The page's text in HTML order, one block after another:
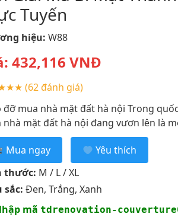
Tuyến
hiệu: W88
432,116 VNĐ
(62 đánh giá)
đỡ mua nhà mặt đất hà nội Trong
nhà mặt đất hà nội đang vươn lên là
Mua ngay
Yêu thích
thước: M / L / XL
sắc: Đen, Trắng, Xanh
mã tdrenovation-